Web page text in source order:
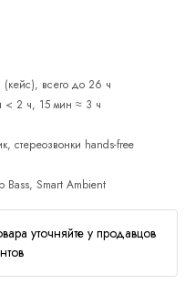
всего до 26 ч
< 2 ч, 15 мин ≈ 3 ч
стереозвонки hands-free
Bass, Smart Ambient
уточняйте у продавцов